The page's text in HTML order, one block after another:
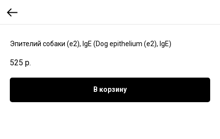
Эпителий собаки (e2), IgE (Dog epithelium (e2), IgE)
525 р.
В корзину